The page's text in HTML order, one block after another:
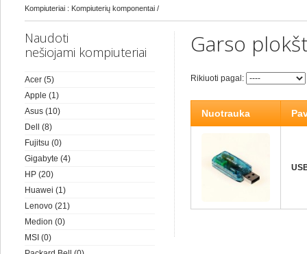
Kompiuteriai : Kompiuterių komponentai /
Naudoti
nešiojami kompiuteriai
Acer (5)
Apple (1)
Asus (10)
Dell
(8)
Fujitsu (0)
Gigabyte (4)
HP (20)
Huawei (1)
Lenovo (21)
Medion (0)
MSI (0)
Garso
Rikiuoti pagal:
Nuotrauka